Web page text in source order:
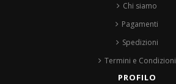
Chi siamo
Pagamenti
Spedizioni
Termini e Condizioni
PROFILO